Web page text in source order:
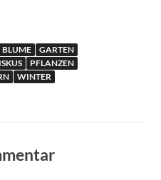
BLUME
GARTEN
PFLANZEN
WINTER